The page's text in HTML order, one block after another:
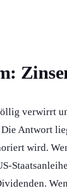
verwirrt
Antwort
wird.